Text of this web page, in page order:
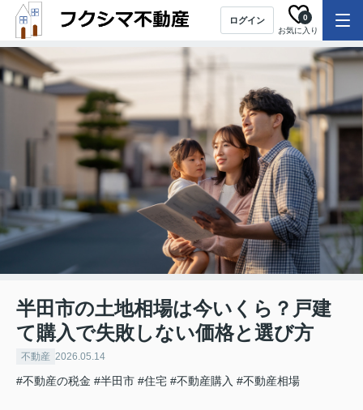
ログイン
お気に入り
0
半田市の土地相場は今いくら？戸建
て購入で失敗しない価格と選び方
不動産 2026.05.14
#不動産の税金 #半田市 #住宅 #不動産購入 #不動産相場